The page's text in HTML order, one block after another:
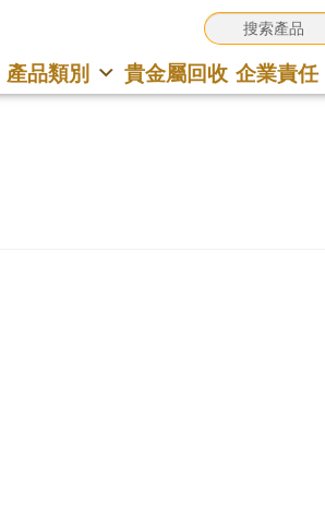
產品類別 貴金屬回收 企業責任